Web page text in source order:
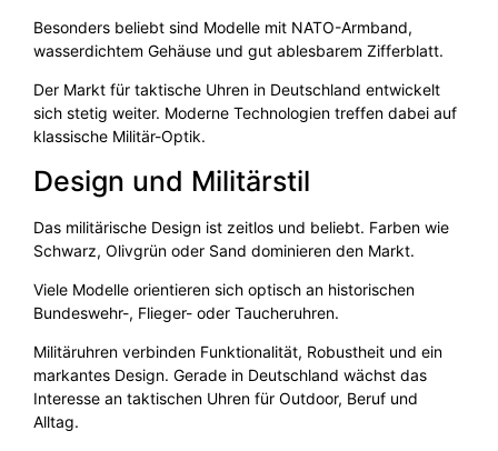
Besonders beliebt sind Modelle mit NATO-Armband,
wasserdichtem Gehäuse und gut ablesbarem Zifferblatt.
Der Markt für taktische Uhren in Deutschland entwickelt
sich stetig weiter. Moderne Technologien treffen dabei auf
klassische Militär-Optik.
Design und Militärstil
Das militärische Design ist zeitlos und beliebt. Farben wie
Schwarz, Olivgrün oder Sand dominieren den Markt.
Viele Modelle orientieren sich optisch an historischen
Bundeswehr-, Flieger- oder Taucheruhren.
Militäruhren verbinden Funktionalität, Robustheit und ein
markantes Design. Gerade in Deutschland wächst das
Interesse an taktischen Uhren für Outdoor, Beruf und
Alltag.